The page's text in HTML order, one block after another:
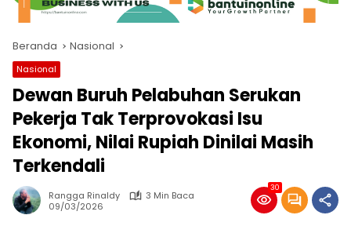
Beranda Nasional
Nasional
Dewan Buruh Pelabuhan Serukan
Pekerja Tak Terprovokasi Isu
Ekonomi, Nilai Rupiah Dinilai Masih
Terkendali
Rangga Rinaldy
3 Min Baca
09/03/2026
30